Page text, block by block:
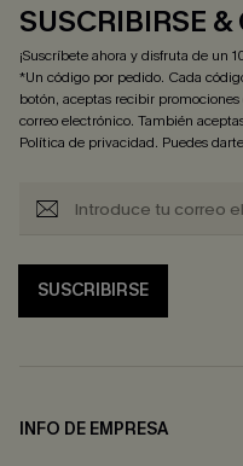
SUSCRIBIRSE
¡Suscríbete ahora y disfruta de un
*Un código por pedido. Cada
botón, aceptas recibir
correo electrónico. También
Política de privacidad. Puedes
SUSCRIBIRSE
INFO DE EMPRESA